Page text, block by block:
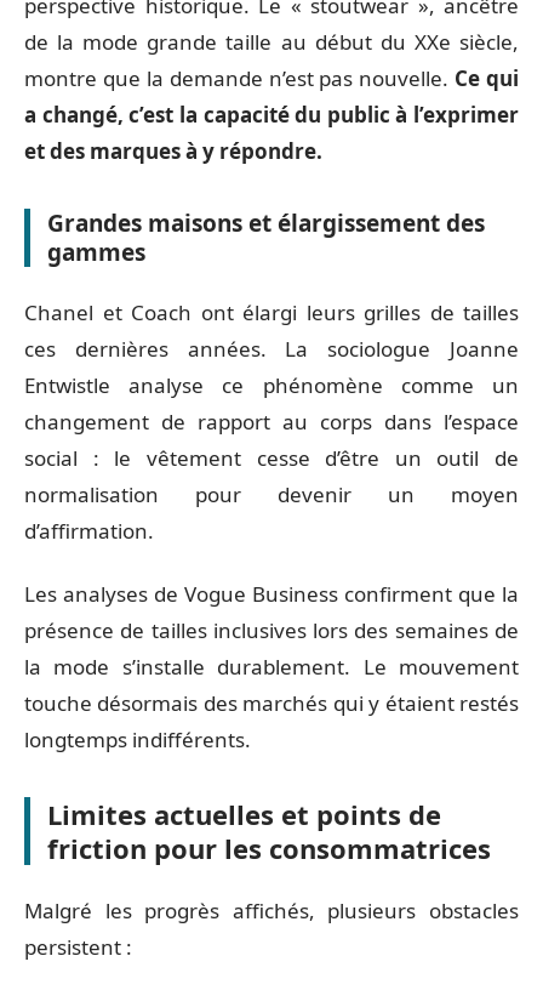
perspective historique. Le « stoutwear », ancêtre
de la mode grande taille au début du XXe siècle,
montre que la demande n’est pas nouvelle. Ce qui
a changé, c’est la capacité du public à l’exprimer
et des marques à y répondre.
Grandes maisons et élargissement des
gammes
Chanel et Coach ont élargi leurs grilles de tailles
ces dernières années. La sociologue Joanne
Entwistle analyse ce phénomène comme un
changement de rapport au corps dans l’espace
social : le vêtement cesse d’être un outil de
normalisation pour devenir un moyen
d’affirmation.
Les analyses de Vogue Business confirment que la
présence de tailles inclusives lors des semaines de
la mode s’installe durablement. Le mouvement
touche désormais des marchés qui y étaient restés
longtemps indifférents.
Limites actuelles et points de
friction pour les consommatrices
Malgré les progrès affichés, plusieurs obstacles
persistent :